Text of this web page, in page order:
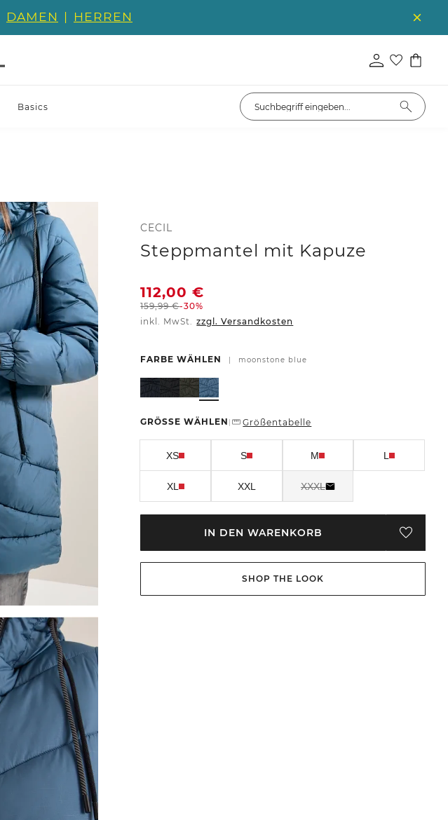
DAMEN | HERREN
Basics
CECIL
Steppmantel mit Kapuze
112,00€
159,99€-30%
inkl. MwSt. zzgl. Versandkosten
FARBE WÄHLEN | moonstone blue
GRÖSSE WÄHLEN | Größentabelle
XS S M L
XL XXL XXXL
IN DEN WARENKORB
SHOP THE LOOK